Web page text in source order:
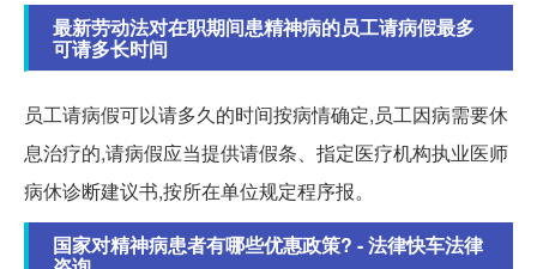
最新劳动法对在职期间患精神病的员工请病假最多
可请多长时间
员工请病假可以请多久的时间按病情确定,员工因病需要休
息治疗的,请病假应当提供请假条、指定医疗机构执业医师
病休诊断建议书,按所在单位规定程序报。
国家对精神病患者有哪些优惠政策? - 法律快车法律